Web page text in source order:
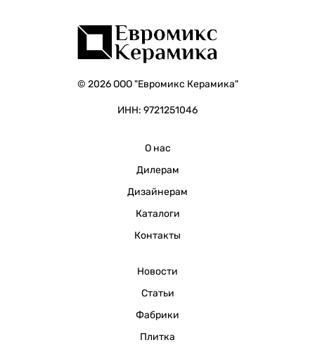
© 2026 ООО "Евромикс Керамика"
ИНН: 9721251046
О нас
Дилерам
Дизайнерам
Каталоги
Контакты
Новости
Статьи
Фабрики
Плитка